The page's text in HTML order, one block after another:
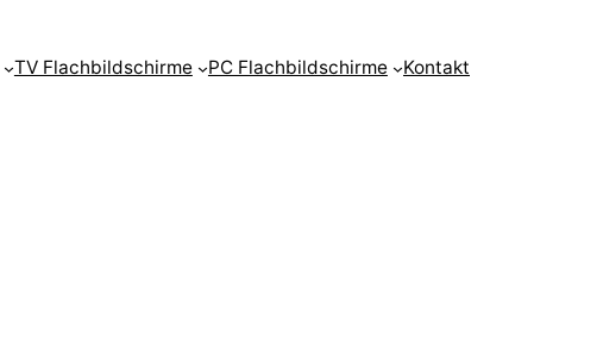
TV Flachbildschirme PC Flachbildschirme Kontakt